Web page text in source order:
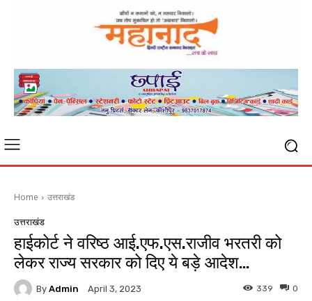
Home उत्तराखंड
उत्तराखंड
हाईकोर्ट ने वरिष्ठ आई.एफ.एस.राजीव भरतरी को
लेकर राज्य सरकार को दिए ये बड़े आदेश…
By Admin April 3, 2023 0
339